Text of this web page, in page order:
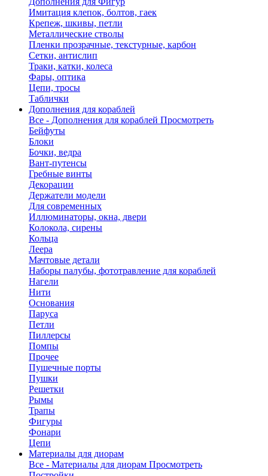
Имитация клепок, болтов, гаек
Крепеж, шкивы, петли
Металлические стволы
Пленки прозрачные, текстурные, карбон
Сетки, антислип
Траки, катки, колеса
Фары, оптика
Цепи, тросы
Таблички
Дополнения для кораблей
Все - Дополнения для кораблей Просмотреть
Бейфуты
Блоки
Бочки, ведра
Вант-путенсы
Гребные винты
Декорации
Держатели модели
Для современных
Иллюминаторы, окна, двери
Колокола, сирены
Кольца
Леера
Мачтовые детали
Наборы палубы, фототравление для кораблей
Нагели
Нити
Основания
Паруса
Петли
Пиллерсы
Помпы
Прочее
Пушечные порты
Пушки
Решетки
Рымы
Трапы
Фигуры
Фонари
Цепи
Материалы для диорам
Все - Материалы для диорам Просмотреть